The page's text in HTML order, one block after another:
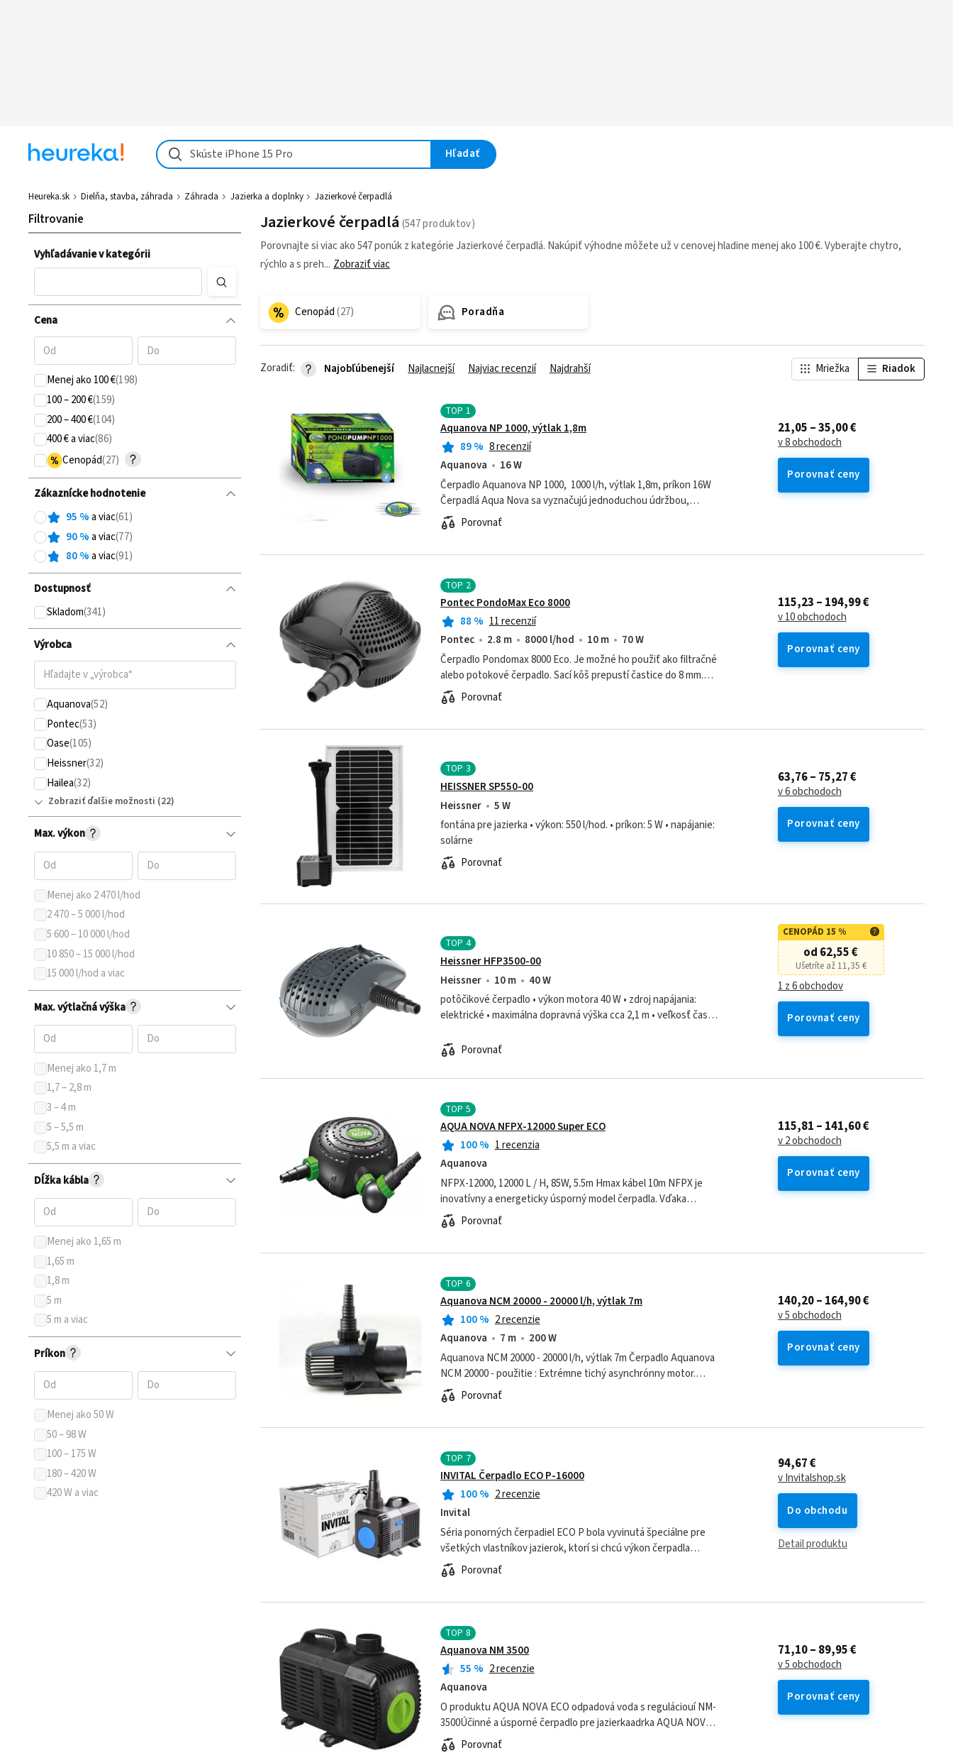
Skúste iPhone 15 Pro Hľadať
Heureka.sk Dielňa, stavba, záhrada Záhrada Jazierka a doplnky Jazierkové čerpadlá
Filtrovanie
Vyhľadávanie v kategórii
Cena
Menej ako 100 €
100 – 200 €
200 – 400 €
400 € a viac
Cenopád
Zákaznícke hodnotenie
95 %a viac
90%a viac
80%a viac
Dostupnosť
Skladom
Výrobca
Aquanova
Pontec
Oase
Heissner
Hailea
Zobraziť ďalšie možnosti
Max. výkon
Menej ako 2 470 l/hod
2 470 – 5 000 l/hod
5 600 – 10 000 l/hod
10 850 – 15 000 l/hod
15 000 l/hod a viac
Max. výtlačná výška
Menej ako 1,7 m
1,7 – 2,8 m
3 – 4 m
5 – 5,5 m
5,5 m a viac
Dĺžka kábla
Menej ako 1,65 m
1,65 m
1,8 m
5 m
5 m a viac
Príkon
Menej ako 50 W
50 – 98 W
100 – 175 W
180 – 420 W
420 W a viac
Jazierkové čerpadlá
Porovnajte si viac ako 547 ponúk z kategórie Jazierkové čerpadlá. Nakúpiť výhodne môžete už v cenovej hladine menej ako 100 €. Vyberajte chytro,
rýchlo a s preh
Zobraziť viac
Cenopád Poradňa
Mriežka Riadok
Zoradiť Najobľúbenejší Najlacnejší Najviac recenzií Najdrahší
TOP1
Aquanova NP 1000, výtlak 1,8m
89% 8 recenzií
Aquanova
16 W
Čerpadlo Aquanova NP 1000, 1000 l/h, výtlak 1,8m, príkon 16W
Čerpadlá Aqua Nova sa vyznačujú jednoduchou údržbou,
jednoduchým a spoľahlivým dizajnom, vysokou účinnosťou a...
21,05 – 35,00 €
v 8 obchodoch
Porovnať ceny
Porovnať
TOP 2
Pontec PondoMax Eco 8000
88 % 11 recenzií
Pontec
2.8 m 8000 l/hod 10 m
70 W
Čerpadlo Pondomax 8000 Eco. Je možné ho použiť ako filtračné
alebo potokové čerpadlo. Sací kôš prepustí častice do 8 mm.
Čerpadlo má tepelnú poistku (ak sa čerpadlo prehreje...
115,23 – 194,99 €
v 10 obchodoch
Porovnať ceny
Porovnať
TOP3
HEISSNER SP550-00
Heissner
5 W
fontána pre jazierka • výkon: 550 l/hod. • príkon: 5 W • napájanie:
solárne
63,76 – 75,27 €
v 6 obchodoch
Porovnať ceny
Porovnať
TOP4
Heissner HFP3500-00
Heissner
10 m
40 W
potôčikové čerpadlo • výkon motora 40 W • zdroj napájania:
elektrické • maximálna dopravná výška cca 2,1 m • veľkosť častíc
CENOPÁD 15 %
od 62,55 €
Ušetríte až 11,35 €
1 z 6 obchodov
Porovnať ceny
Porovnať
TOP5
AQUA NOVA NFPX-12000 Super ECO
100% 1 recenzia
Aquanova
NFPX-12000, 12000 L / H, 85W, 5.5m Hmax kábel 10m NFPX je
inovatívny a energeticky úsporný model čerpadla. Vďaka
špeciálne navrhnutému potrubiu / fitingu sa môže používať na...
115,81 – 141,60 €
v 2 obchodoch
Porovnať ceny
Porovnať
TOP6
Aquanova NCM 20000 - 20000 l/h, výtlak 7m
100% 2 recenzie
Aquanova
7 m
200 W
Aquanova NCM 20000 - 20000 l/h, výtlak 7m Čerpadlo Aquanova
NCM 20000 - použitie : Extrémne tichý asynchrónny motor.
Optimálny prietok vody a dlhé frekvencie čistenia...
140,20 – 164,90 €
v 5 obchodoch
Porovnať ceny
Porovnať
TOP 7
INVITAL Čerpadlo ECO P-16000
100% 2 recenzie
Invital
Séria ponorných čerpadiel ECO P bola vyvinutá špeciálne pre
všetkých vlastníkov jazierok, ktorí si chcú výkon čerpadla
regulovať a celkovo mať nižšiu spotrebu elektrickej...
94,67 €
v Invitalshop.sk
Do obchodu
Detail produktu
Porovnať
TOP8
Aquanova NM 3500
55 % 2 recenzie
Aquanova
O produktu AQUA NOVA ECO odpadová voda s reguláciouí NM-
3500Účinné a úsporné čerpadlo pre jazierkaadrka AQUA NOVA
ECO čerpadlo s regulací NM-3500 je ideálním řešen�%pre...
71,10 – 89,95 €
v 5 obchodoch
Porovnať ceny
Porovnať